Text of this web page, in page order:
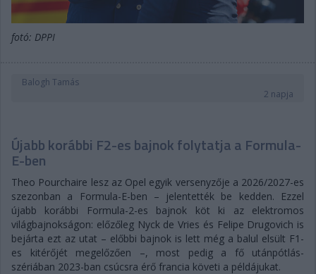
fotó: DPPI
Balogh Tamás
2 napja
Újabb korábbi F2-es bajnok folytatja a Formula-
E-ben
Theo Pourchaire lesz az Opel egyik versenyzője a 2026/2027-es
szezonban a Formula-E-ben – jelentették be kedden. Ezzel
újabb korábbi Formula-2-es bajnok köt ki az elektromos
világbajnokságon: előzőleg Nyck de Vries és Felipe Drugovich is
bejárta ezt az utat – előbbi bajnok is lett még a balul elsült F1-
es kitérőjét megelőzően –, most pedig a fő utánpótlás-
szériában 2023-ban csúcsra érő francia követi a példájukat.